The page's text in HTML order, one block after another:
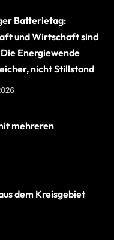
Batterietag:
und Wirtschaft sind
Energiewende
nicht Stillstand
mehreren
dem Kreisgebiet